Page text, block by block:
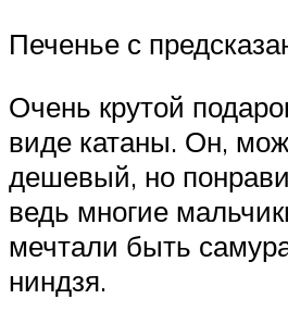
Печенье с
Очень крутой
виде катаны. Он,
дешевый, но
ведь многие
мечтали быть
ниндзя.